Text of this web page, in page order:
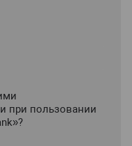
при пользовании